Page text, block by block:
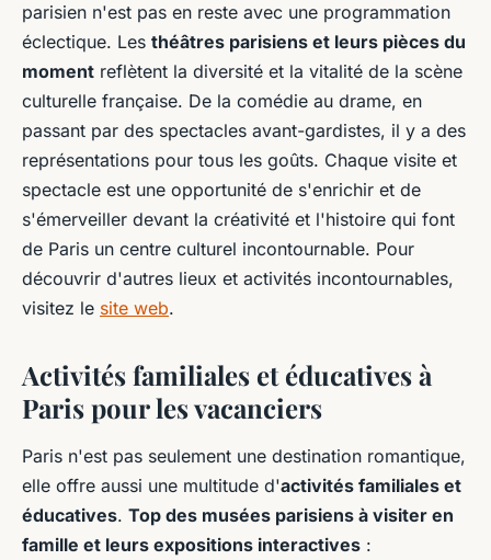
parisien n'est pas en reste avec une programmation
éclectique. Les théâtres parisiens et leurs pièces du
moment reflètent la diversité et la vitalité de la scène
culturelle française. De la comédie au drame, en
passant par des spectacles avant-gardistes, il y a des
représentations pour tous les goûts. Chaque visite et
spectacle est une opportunité de s'enrichir et de
s'émerveiller devant la créativité et l'histoire qui font
de Paris un centre culturel incontournable. Pour
découvrir d'autres lieux et activités incontournables,
visitez le site web.
Activités familiales et éducatives à
Paris pour les vacanciers
Paris n'est pas seulement une destination romantique,
elle offre aussi une multitude d'activités familiales et
éducatives. Top des musées parisiens à visiter en
famille et leurs expositions interactives :